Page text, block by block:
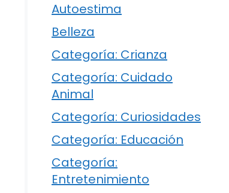
Autoestima
Belleza
Categoría: Crianza
Categoría: Cuidado
Animal
Categoría: Curiosidades
Categoría: Educación
Categoría:
Entretenimiento